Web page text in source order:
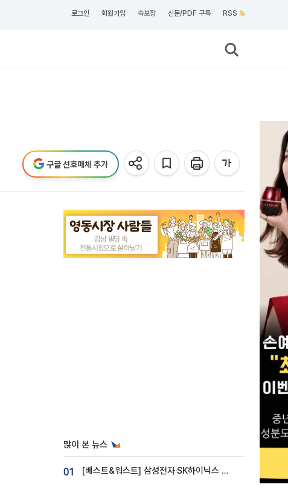
로그인 회원가입 속보창 신문/PDF 구독 RSS
구글 선호매체 추가
많이 본 뉴스
01 [베스트&워스트] 삼성전자·SK하이닉스 밀린 한 주…상상인증권은 85% 급등